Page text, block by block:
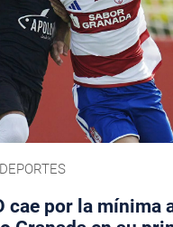
cae por la mínima